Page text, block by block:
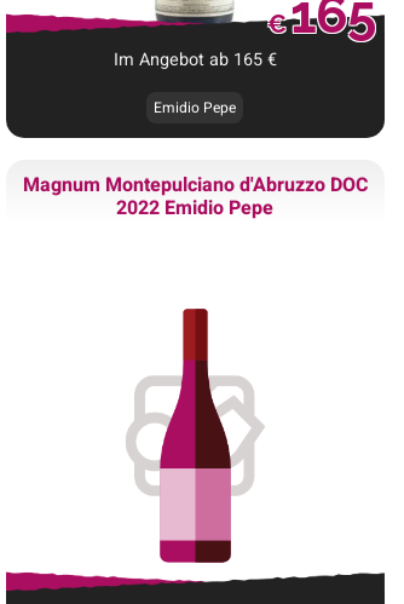
€165
Im Angebot ab 165€
Emidio Pepe
Magnum Montepulciano d'Abruzzo DOC
2022 Emidio Pepe